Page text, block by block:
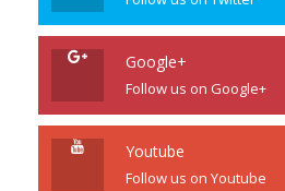
Google+
Follow us on Google+
Youtube
Follow us on Youtube